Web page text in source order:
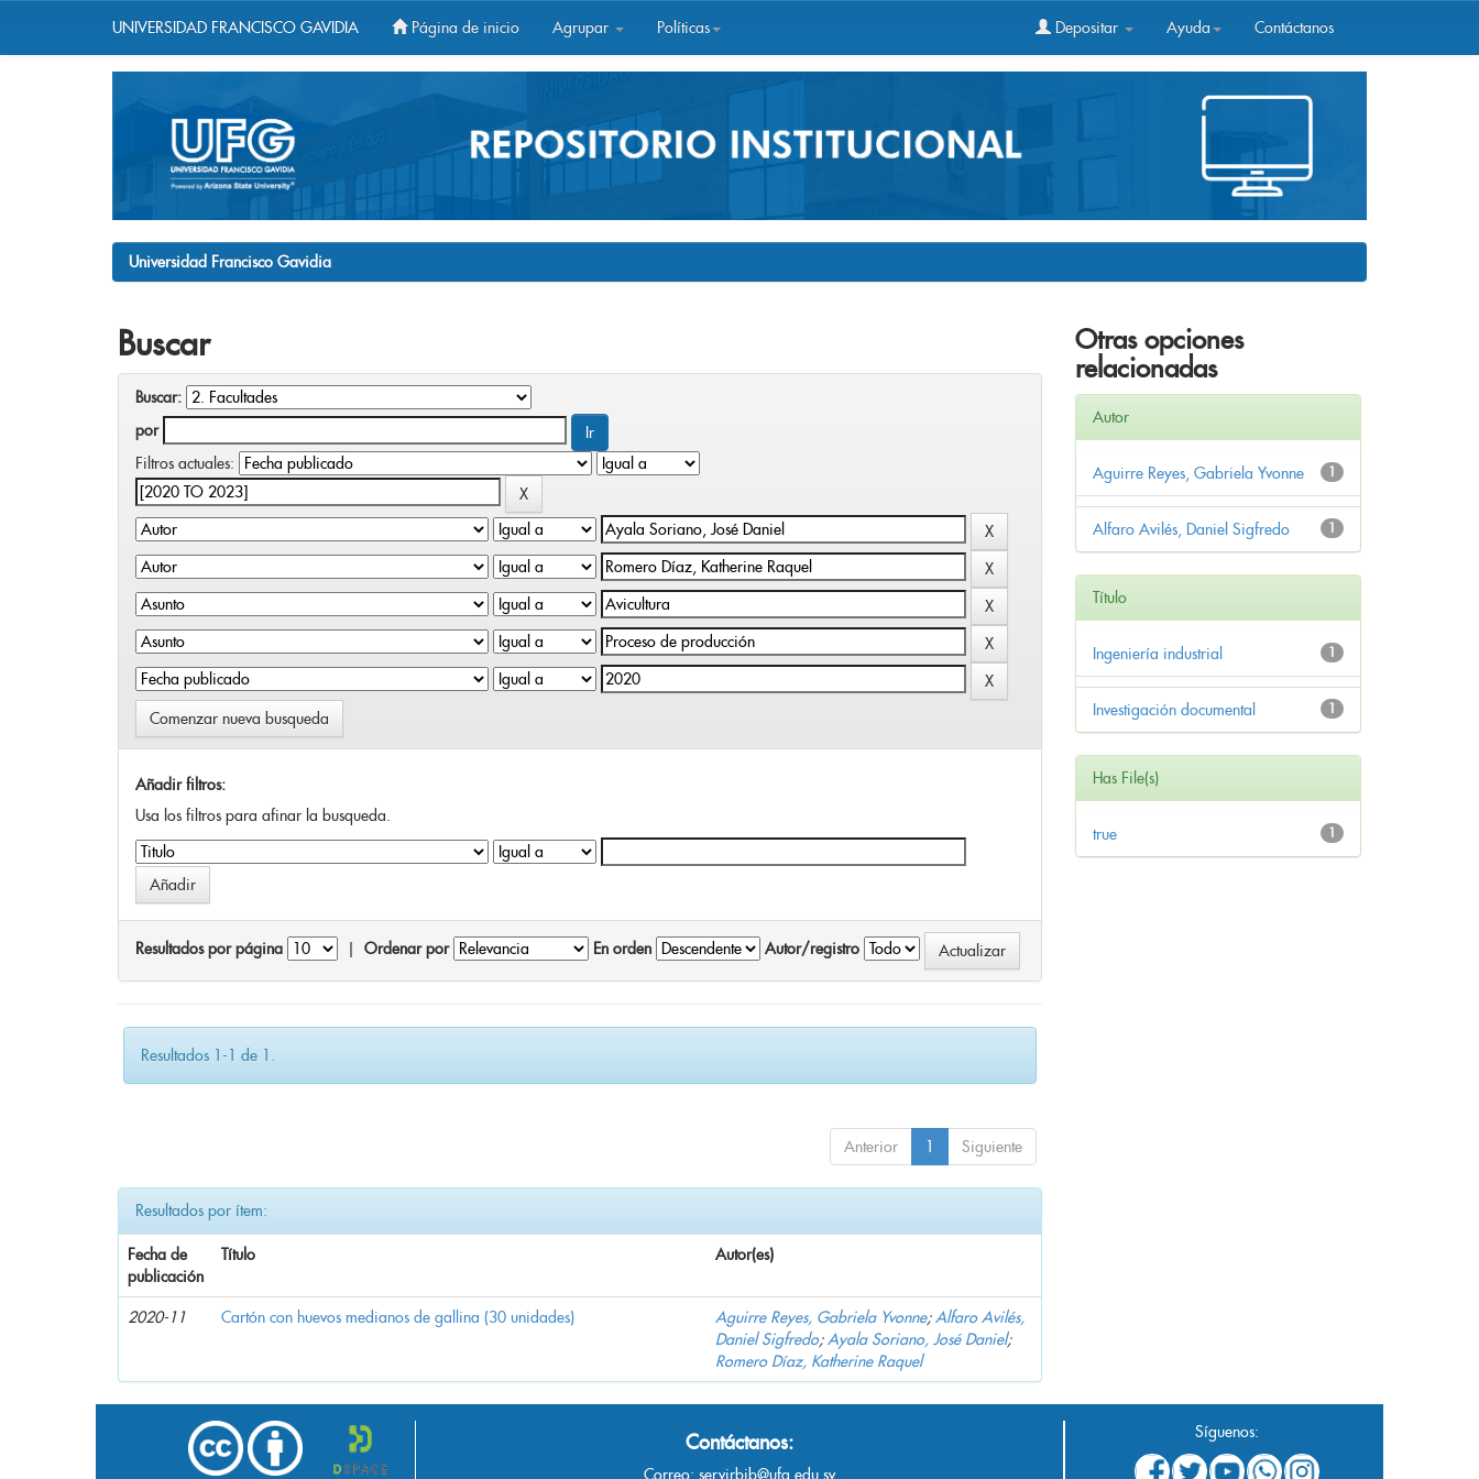
UNIVERSIDAD FRANCISCO GAVIDIA Página de inicio Agrupar Políticas Depositar Ayuda Contáctanos
Universidad Francisco Gavidia
Buscar
Buscar:
por
Filtros actuales:
Comenzar nueva busqueda
Añadir filtros:
Usa los filtros para afinar la busqueda.
Resultados por página Ordenar por En orden Autor/registro
Resultados 1-1 de 1.
Anterior 1 Siguiente
Resultados por ítem:
Fecha de
publicación
Título Autor(es)
2020-11 Cartón con huevos medianos de gallina (30 unidades) Aguirre Reyes, Gabriela Yvonne;Alfaro Avilés,
Daniel Sigfredo;Ayala Soriano, José Daniel;
Romero Díaz, Katherine Raquel
Otras opciones
relacionadas
Autor
1
Aguirre Reyes, Gabriela Yvonne
1
Alfaro Avilés, Daniel Sigfredo
Título
1
Ingeniería industrial
1
Investigación documental
Has File(s)
1
true
Contáctanos:
Correo: servirbib@ufg.edu.sv
Síguenos: